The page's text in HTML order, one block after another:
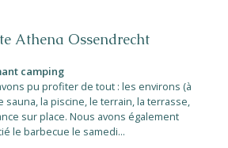
Athena Ossendrecht
camping
pu profiter de tout : les environs (à
sauna, la piscine, le terrain, la terrasse,
sur place. Nous avons également
le barbecue le samedi...